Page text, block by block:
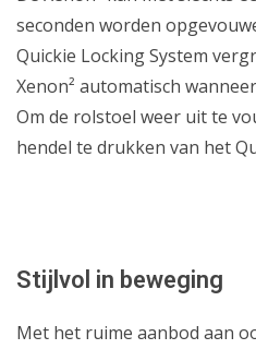
seconden worden
Quickie Locking System
Xenon² automatisch
Om de rolstoel weer uit te
hendel te drukken van het
Stijlvol in beweging
Met het ruime aanbod aan